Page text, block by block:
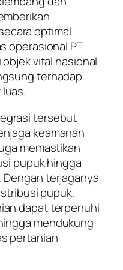
optimal
operasional PT
vital nasional
terhadap
tersebut
keamanan
memastikan
pupuk hingga
terjaganya
pupuk,
dapat terpenuhi
mendukung
pertanian